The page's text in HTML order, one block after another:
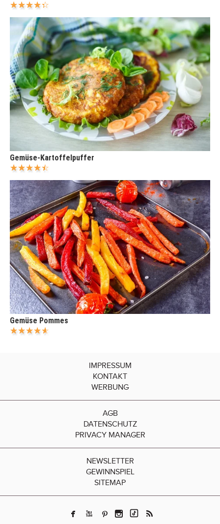
Gemüse-Kartoffelpuffer
Gemüse Pommes
IMPRESSUM
KONTAKT
WERBUNG
AGB
DATENSCHUTZ
PRIVACY MANAGER
NEWSLETTER
GEWINNSPIEL
SITEMAP